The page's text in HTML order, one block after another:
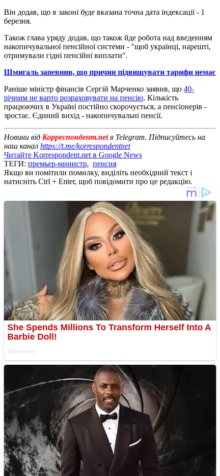
Він додав, що в законі буде вказана точна дата індексації - 1
березня.
Також глава уряду додав, що також йде робота над введенням
накопичувальної пенсійної системи - "щоб українці, нарешті,
отримували гідні пенсійні виплати".
Шмигаль запевнив, що причин підвищувати тарифи немає
Раніше міністр фінансів Сергій Марченко заявив, що 40-
річним не варто розраховувати на пенсію. Кількість
працюючих в Україні постійно скорочується, а пенсіонерів -
зростає. Єдиний вихід - накопичувальні пенсії.
Новини від Корреспондент.netв Telegram. Підписуйтесь на
наш канал https://t.me/korrespondentnet
Читайте Korrespondent.net в Google News
ТЕГИ: премьер-министр, пенсия
Якщо ви помітили помилку, виділіть необхідний текст і
натисніть Ctrl + Enter, щоб повідомити про це редакцію.